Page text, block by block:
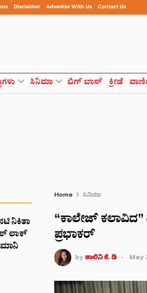
Disclaimer Advertise With Us Contact Us
ಸಿನಿಮಾ ಬಿಗ್ ಬಾಸ್ ಕ್ರೀಡೆ
Home ಸಿನಿಮಾ
“ಕಾಲೇಜ್
ಪ್ರಭಾಕರ್
by ಶಾಲಿನಿ ಕೆ. ಡಿ May
ನಿಕಿತಾ
ಲಾಕ್